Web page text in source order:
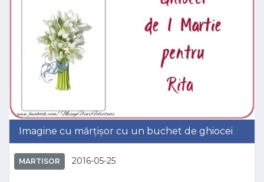
Imagine cu mărțișor cu un buchet de ghiocei
MARTISOR 2016-05-25